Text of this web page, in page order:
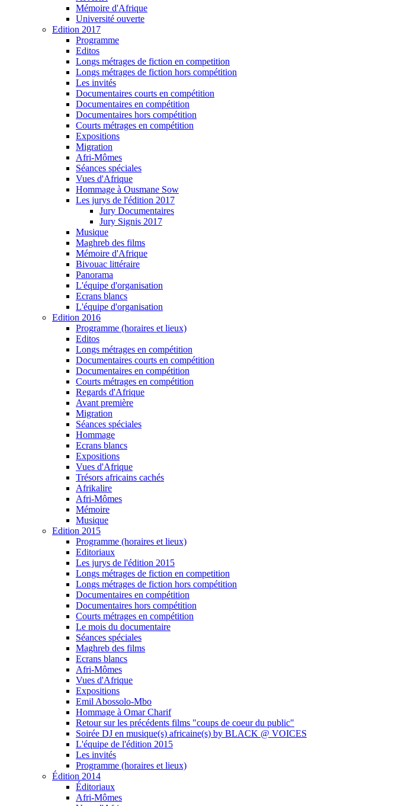
Mémoire d'Afrique
Université ouverte
Edition 2017
Programme
Editos
Longs métrages de fiction en competition
Longs métrages de fiction hors compétition
Les invités
Documentaires courts en compétition
Documentaires en compétition
Documentaires hors compétition
Courts métrages en compétition
Expositions
Migration
Afri-Mômes
Séances spéciales
Vues d'Afrique
Hommage à Ousmane Sow
Les jurys de l'édition 2017
Jury Documentaires
Jury Signis 2017
Musique
Maghreb des films
Mémoire d'Afrique
Bivouac littéraire
Panorama
L'équipe d'organisation
Ecrans blancs
L'équipe d'organisation
Edition 2016
Programme (horaires et lieux)
Editos
Longs métrages en compétition
Documentaires courts en compétition
Documentaires en compétition
Courts métrages en compétition
Regards d'Afrique
Avant première
Migration
Séances spéciales
Hommage
Ecrans blancs
Expositions
Vues d'Afrique
Trésors africains cachés
Afrikalire
Afri-Mômes
Mémoire
Musique
Edition 2015
Programme (horaires et lieux)
Editoriaux
Les jurys de l'édition 2015
Longs métrages de fiction en competition
Longs métrages de fiction hors compétition
Documentaires en compétition
Documentaires hors compétition
Courts métrages en compétition
Le mois du documentaire
Séances spéciales
Maghreb des films
Ecrans blancs
Afri-Mômes
Vues d'Afrique
Expositions
Emil Abossolo-Mbo
Hommage à Omar Charif
Retour sur les précédents films "coups de coeur du public"
Soirée DJ en musique(s) africaine(s) by BLACK @ VOICES
L'équipe de l'édition 2015
Les invités
Programme (horaires et lieux)
Édition 2014
Éditoriaux
Afri-Mômes